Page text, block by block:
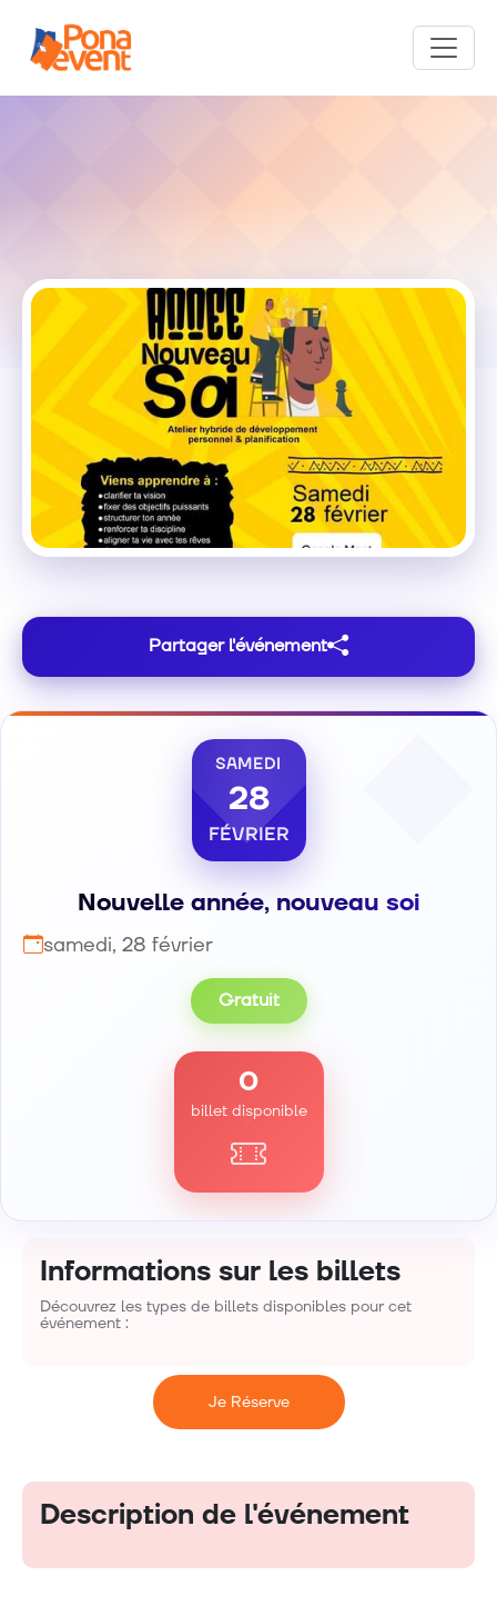
Partager l'événement
SAMEDI
28
FÉVRIER
Nouvelle année, nouveau soi
samedi, 28 février
Gratuit
0
billet disponible
Informations sur les billets
Découvrez les types de billets disponibles pour cet
événement :
Je Réserve
Description de l'événement